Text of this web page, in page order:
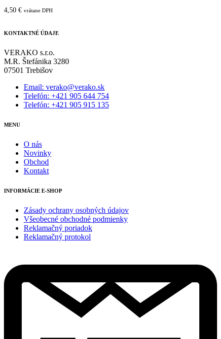
4,50 € vrátane DPH
KONTAKTNÉ ÚDAJE
VERAKO s.r.o.
M.R. Štefánika 3280
07501 Trebišov
Email: verako@verako.sk
Telefón: +421 905 644 754
Telefón: +421 905 915 135
MENU
O nás
Novinky
Obchod
Kontakt
INFORMÁCIE E-SHOP
Zásady ochrany osobných údajov
Všeobecné obchodné podmienky
Reklamačný poriadok
Reklamačný protokol